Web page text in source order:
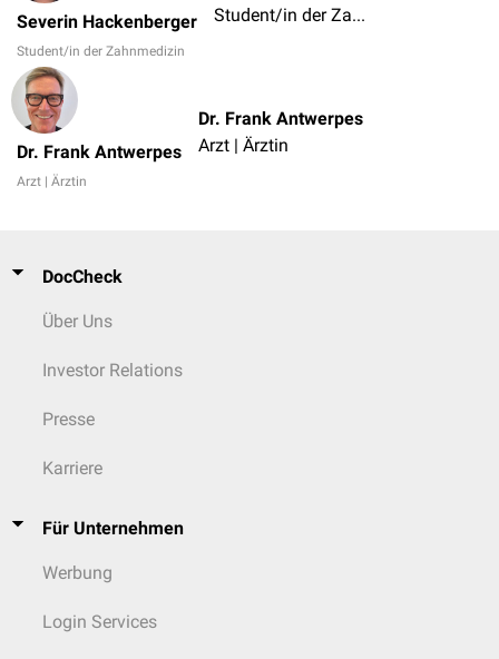
Severin Hackenberger
Student/in der Zahnmedizin
Student/in der Zahnmedizin
Dr. Frank Antwerpes
Arzt | Ärztin
Dr. Frank Antwerpes
Arzt | Ärztin
DocCheck
Über Uns
Investor Relations
Presse
Karriere
Für Unternehmen
Werbung
Login Services